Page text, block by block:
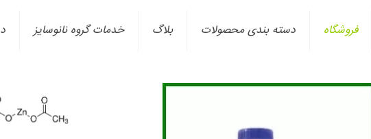
فروشگاه دسته بندی محصولات بلاگ خدمات گروه نانوسایز